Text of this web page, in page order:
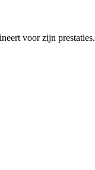
voor zijn prestaties.